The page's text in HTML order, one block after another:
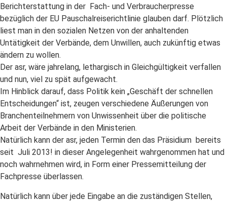
Berichterstattung in der Fach- und Verbraucherpresse
bezüglich der EU Pauschalreiserichtlinie glauben darf. Plötzlich
liest man in den sozialen Netzen von der anhaltenden
Untätigkeit der Verbände, dem Unwillen, auch zukünftig etwas
ändern zu wollen.
Der asr, wäre jahrelang, lethargisch in Gleichgültigkeit verfallen
und nun, viel zu spät aufgewacht.
Im Hinblick darauf, dass Politik kein „Geschäft der schnellen
Entscheidungen“ ist, zeugen verschiedene Äußerungen von
Branchenteilnehmern von Unwissenheit über die politische
Arbeit der Verbände in den Ministerien.
Natürlich kann der asr, jeden Termin den das Präsidium bereits
seit Juli 2013! in dieser Angelegenheit wahrgenommen hat und
noch wahrnehmen wird, in Form einer Pressemitteilung der
Fachpresse überlassen.
Natürlich kann über jede Eingabe an die zuständigen Stellen,